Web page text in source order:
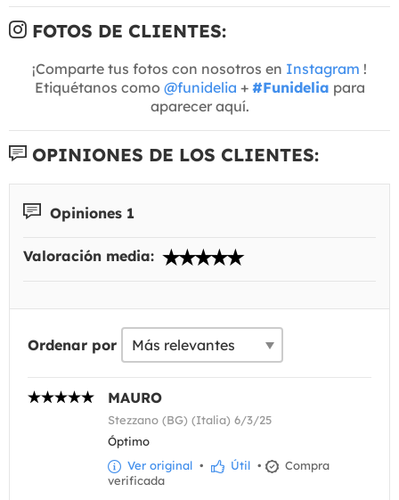
FOTOS DE CLIENTES:
¡Comparte tus fotos con nosotros en Instagram !
Etiquétanos como @funidelia + #Funidelia para
aparecer aquí.
OPINIONES DE LOS CLIENTES:
Opiniones 1
Valoración media:
Ordenar por
MAURO
Stezzano (BG) (Italia) 6/3/25
Óptimo
Ver original • Útil •
Compra
verificada